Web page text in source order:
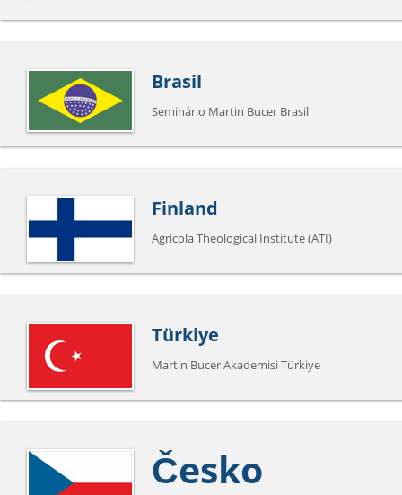
Brasil
Seminário Martin Bucer Brasil
Finland
Agricola Theological Institute (ATI)
Türkiye
Martin Bucer Akademisi Türkiye
Česko